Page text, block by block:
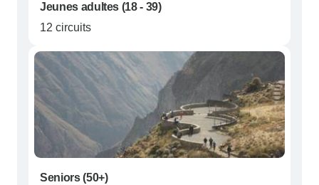
Jeunes adultes (18 - 39)
12 circuits
Seniors (50+)